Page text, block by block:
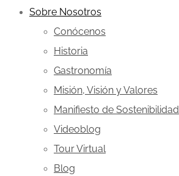
Sobre Nosotros
Conócenos
Historia
Gastronomía
Misión, Visión y Valores
Manifiesto de Sostenibilidad
Videoblog
Tour Virtual
Blog